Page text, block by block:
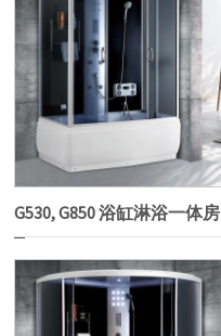
G530, G850 浴缸淋浴一体房